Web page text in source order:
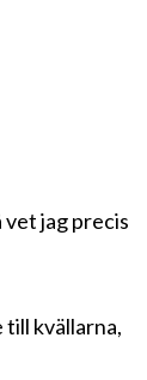
jag precis
till kvällarna,